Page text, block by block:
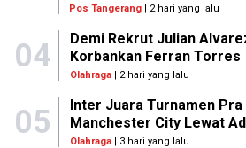
Pos Tangerang | 2 hari yang lalu
04
Demi Rekrut Julian
Korbankan Ferran Torres
Olahraga| 2 hari yang lalu
05
Inter Juara Turnamen
Manchester City Lewat
Olahraga| 3 hari yang lalu